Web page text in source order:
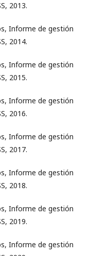
2013.
Informe de gestión
2014.
Informe de gestión
2015.
Informe de gestión
2016.
Informe de gestión
2017.
Informe de gestión
2018.
Informe de gestión
2019.
Informe de gestión